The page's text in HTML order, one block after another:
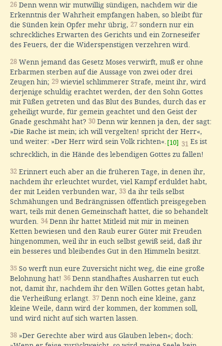
26 Denn wenn wir mutwillig sündigen, nachdem wir die
Erkenntnis der Wahrheit empfangen haben, so bleibt für
die Sünden kein Opfer mehr übrig, 27 sondern nur ein
schreckliches Erwarten des Gerichts und ein Zorneseifer
des Feuers, der die Widerspenstigen verzehren wird.
28 Wenn jemand das Gesetz Moses verwirft, muß er ohne
Erbarmen sterben auf die Aussage von zwei oder drei
Zeugen hin; 29 wieviel schlimmerer Strafe, meint ihr, wird
derjenige schuldig erachtet werden, der den Sohn Gottes
mit Füßen getreten und das Blut des Bundes, durch das er
geheiligt wurde, für gemein geachtet und den Geist der
Gnade geschmäht hat? 30 Denn wir kennen ja den, der sagt:
»Die Rache ist mein; ich will vergelten! spricht der Herr«,
und weiter: »Der Herr wird sein Volk richten«. [10] 31 Es ist
schrecklich, in die Hände des lebendigen Gottes zu fallen!
32 Erinnert euch aber an die früheren Tage, in denen ihr,
nachdem ihr erleuchtet wurdet, viel Kampf erduldet habt,
der mit Leiden verbunden war, 33 da ihr teils selbst
Schmähungen und Bedrängnissen öffentlich preisgegeben
wart, teils mit denen Gemeinschaft hattet, die so behandelt
wurden. 34Denn ihr hattet Mitleid mit mir in meinen
Ketten bewiesen und den Raub eurer Güter mit Freuden
hingenommen, weil ihr in euch selbst gewiß seid, daß ihr
ein besseres und bleibendes Gut in den Himmeln besitzt.
35 So werft nun eure Zuversicht nicht weg, die eine große
Belohnung hat! 36 Denn standhaftes Ausharren tut euch
not, damit ihr, nachdem ihr den Willen Gottes getan habt,
die Verheißung erlangt. 37 Denn noch eine kleine, ganz
kleine Weile, dann wird der kommen, der kommen soll,
und wird nicht auf sich warten lassen.
38 »Der Gerechte aber wird aus Glauben leben«; doch: